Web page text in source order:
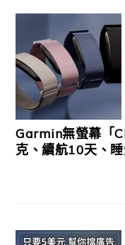
Garmin無螢幕「
克、續航10天、